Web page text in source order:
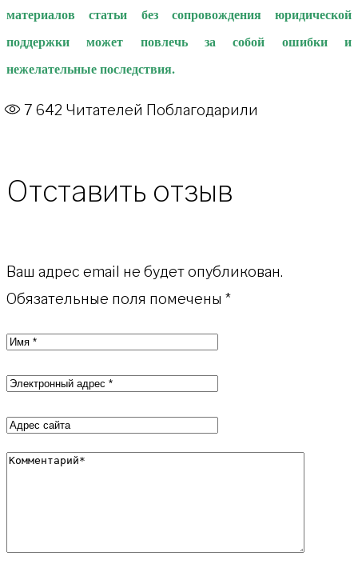
материалов статьи без сопровождения юридической
поддержки может повлечь за собой ошибки и
нежелательные последствия.
7 642 Читателей Поблагодарили
Отставить отзыв
Ваш адрес email не будет опубликован.
Обязательные поля помечены *